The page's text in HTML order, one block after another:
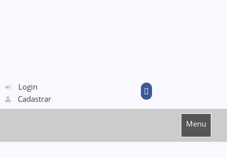
Login
Cadastrar
Menu